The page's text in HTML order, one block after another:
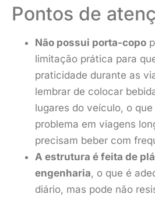
Pontos de
Não possui porta-copo
limitação prática para
praticidade durante as
lembrar de colocar
lugares do veículo, o
problema em viagens
precisam beber com
A estrutura é feita de
engenharia, o que é
diário, mas pode não